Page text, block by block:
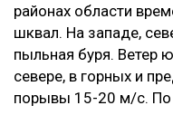
районах области
шквал. На западе,
пыльная буря. Ветер
севере, в горных и
порывы 15-20 м/с. По